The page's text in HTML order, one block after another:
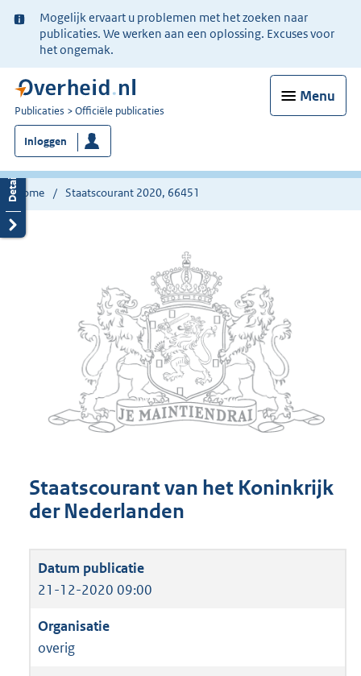
Ter
informatie:
Mogelijk ervaart u problemen met het zoeken naar
publicaties. We werken aan een oplossing. Excuses voor
het ongemak.
Menu
U
bent
nu
hier:
Publicaties Officiële publicaties
Inloggen
Home Staatscourant 2020, 66451
Staatscourant van het Koninkrijk
der Nederlanden
21-12-2020 09:00
overig